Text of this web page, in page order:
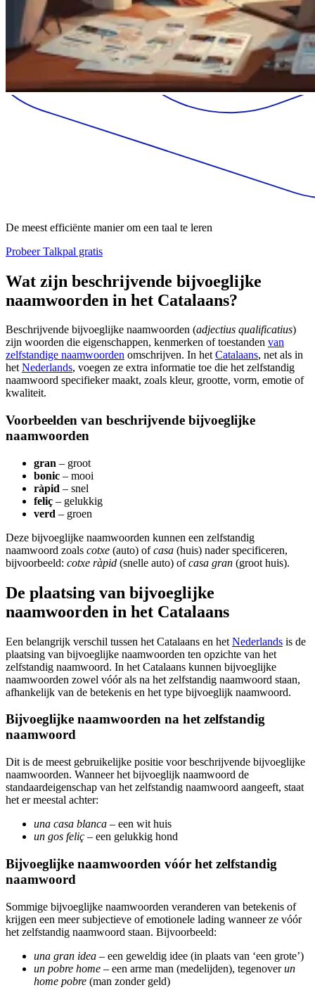
De meest efficiënte manier om een taal te leren
Probeer Talkpal gratis
Wat zijn beschrijvende bijvoeglijke
naamwoorden in het Catalaans?
Beschrijvende bijvoeglijke naamwoorden (adjectius qualificatius)
zijn woorden die eigenschappen, kenmerken of toestanden van
zelfstandige naamwoorden omschrijven. In hetCatalaans, net als in
hetNederlands, voegen ze extra informatie toe die het zelfstandig
naamwoord specifieker maakt, zoals kleur, grootte, vorm, emotie of
kwaliteit.
Voorbeelden van beschrijvende bijvoeglijke
naamwoorden
gran – groot
bonic – mooi
ràpid – snel
feliç – gelukkig
verd – groen
Deze bijvoeglijke naamwoorden kunnen een zelfstandig
naamwoord zoals cotxe (auto) ofcasa (huis) nader specificeren,
bijvoorbeeld: cotxe ràpid (snelle auto) ofcasa gran (groot huis).
De plaatsing van bijvoeglijke
naamwoorden in het Catalaans
Een belangrijk verschil tussen het Catalaans en het Nederlands is de
plaatsing van bijvoeglijke naamwoorden ten opzichte van het
zelfstandig naamwoord. In het Catalaans kunnen bijvoeglijke
naamwoorden zowel vóór als na het zelfstandig naamwoord staan,
afhankelijk van de betekenis en het type bijvoeglijk naamwoord.
Bijvoeglijke naamwoorden na het zelfstandig
naamwoord
Dit is de meest gebruikelijke positie voor beschrijvende bijvoeglijke
naamwoorden. Wanneer het bijvoeglijk naamwoord de
standaardeigenschap van het zelfstandig naamwoord aangeeft, staat
het er meestal achter:
una casa blanca – een wit huis
un gos feliç – een gelukkig hond
Bijvoeglijke naamwoorden vóór het zelfstandig
naamwoord
Sommige bijvoeglijke naamwoorden veranderen van betekenis of
krijgen een meer subjectieve of emotionele lading wanneer ze vóór
het zelfstandig naamwoord staan. Bijvoorbeeld:
una gran idea – een geweldig idee (in plaats van ‘een grote’)
un pobre home – een arme man (medelijden), tegenoverun
home pobre (man zonder geld)